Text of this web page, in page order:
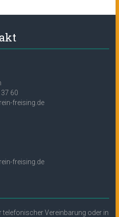
60
freising.de
freising.de
Vereinbarung oder in